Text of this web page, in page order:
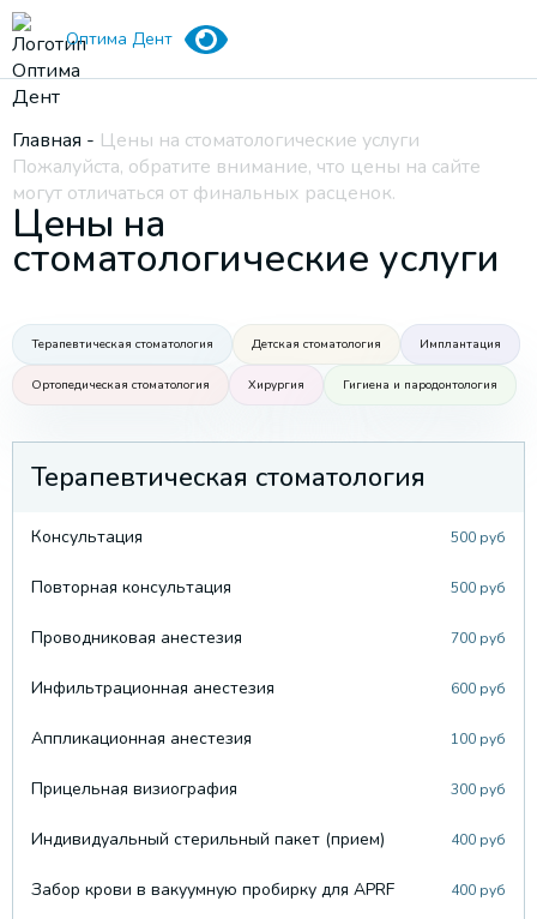
Оптима Дент
Главная - Цены на стоматологические услуги
Пожалуйста, обратите внимание, что цены на сайте
могут отличаться от финальных расценок.
Цены на
стоматологические услуги
Терапевтическая стоматология Детская стоматология Имплантация
Ортопедическая стоматология Хирургия Гигиена и пародонтология
Терапевтическая стоматология
Консультация 500 руб
Повторная консультация 500 руб
Проводниковая анестезия 700 руб
Инфильтрационная анестезия 600 руб
Аппликационная анестезия 100 руб
Прицельная визиография 300 руб
Индивидуальный стерильный пакет (прием) 400 руб
Забор крови в вакуумную пробирку для APRF 400 руб